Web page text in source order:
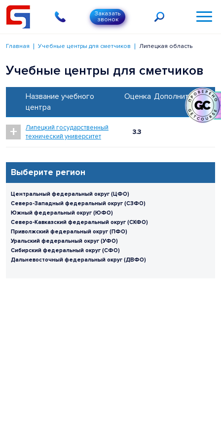
Заказать
звонок
Главная Учебные центры для сметчиков Липецкая область
Выберите регион
Центральный федеральный округ (ЦФО)
Северо-Западный федеральный округ (СЗФО)
Южный федеральный округ (ЮФО)
Северо-Кавказский федеральный округ (СКФО)
Приволжский федеральный округ (ПФО)
Уральский федеральный округ (УФО)
Сибирский федеральный округ (СФО)
Дальневосточный федеральный округ (ДВФО)
Учебные центры для сметчиков
Название учебного
центра
Оценка Дополнительно
+
Липецкий государственный
технический университет
3.3